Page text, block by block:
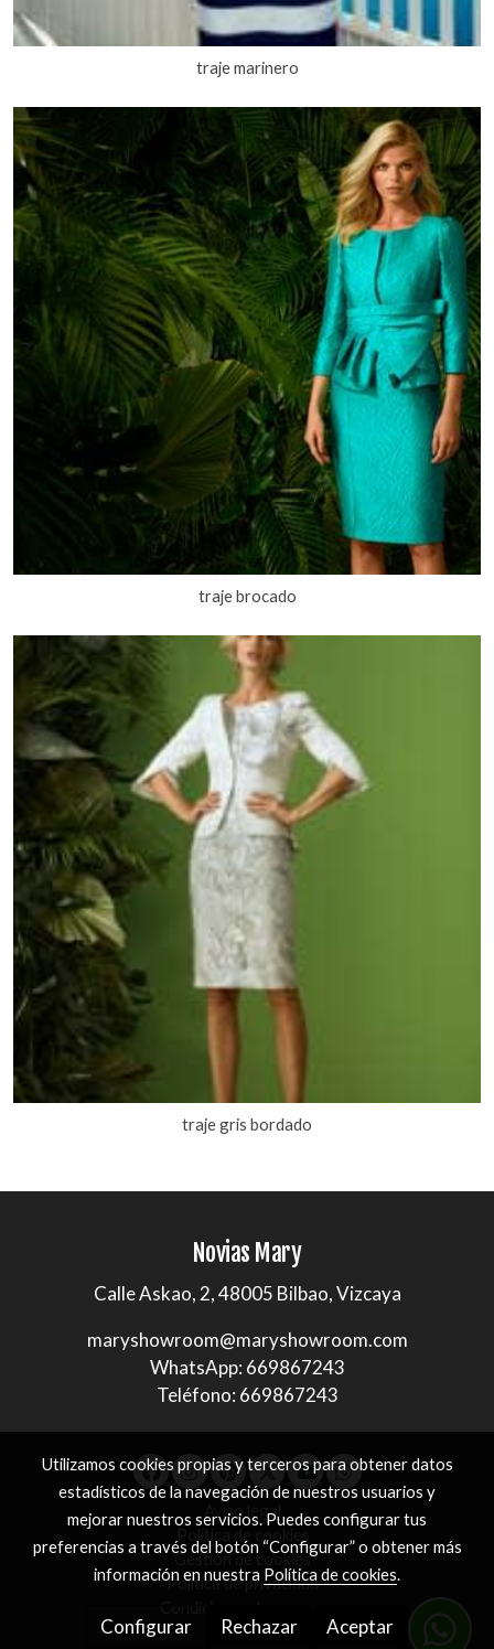
traje marinero
traje brocado
traje gris bordado
Novias Mary
Calle Askao, 2, 48005 Bilbao, Vizcaya
maryshowroom@maryshowroom.com
WhatsApp: 669867243
Teléfono: 669867243
Aviso legal
Gestión de cookies
Política de privacidad
Utilizamos cookies propias y terceros para obtener datos
estadísticos de la navegación de nuestros usuarios y
mejorar nuestros servicios. Puedes configurar tus
preferencias a través del botón “Configurar” o obtener más
información en nuestra Política de cookies.
Configurar Rechazar Aceptar